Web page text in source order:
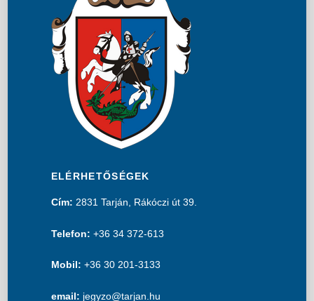
ELÉRHETŐSÉGEK
Cím: 2831 Tarján, Rákóczi út 39.
Telefon: +36 34 372-613
Mobil: +36 30 201-3133
email: jegyzo@tarjan.hu